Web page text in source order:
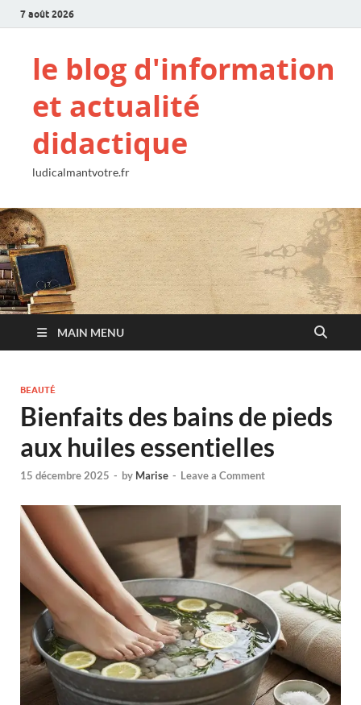
7 août 2026
le blog d'information
et actualité
didactique
ludicalmantvotre.fr
MAIN MENU
BEAUTÉ
Bienfaits des bains de pieds
aux huiles essentielles
15 décembre 2025 - by Marise - Leave a Comment